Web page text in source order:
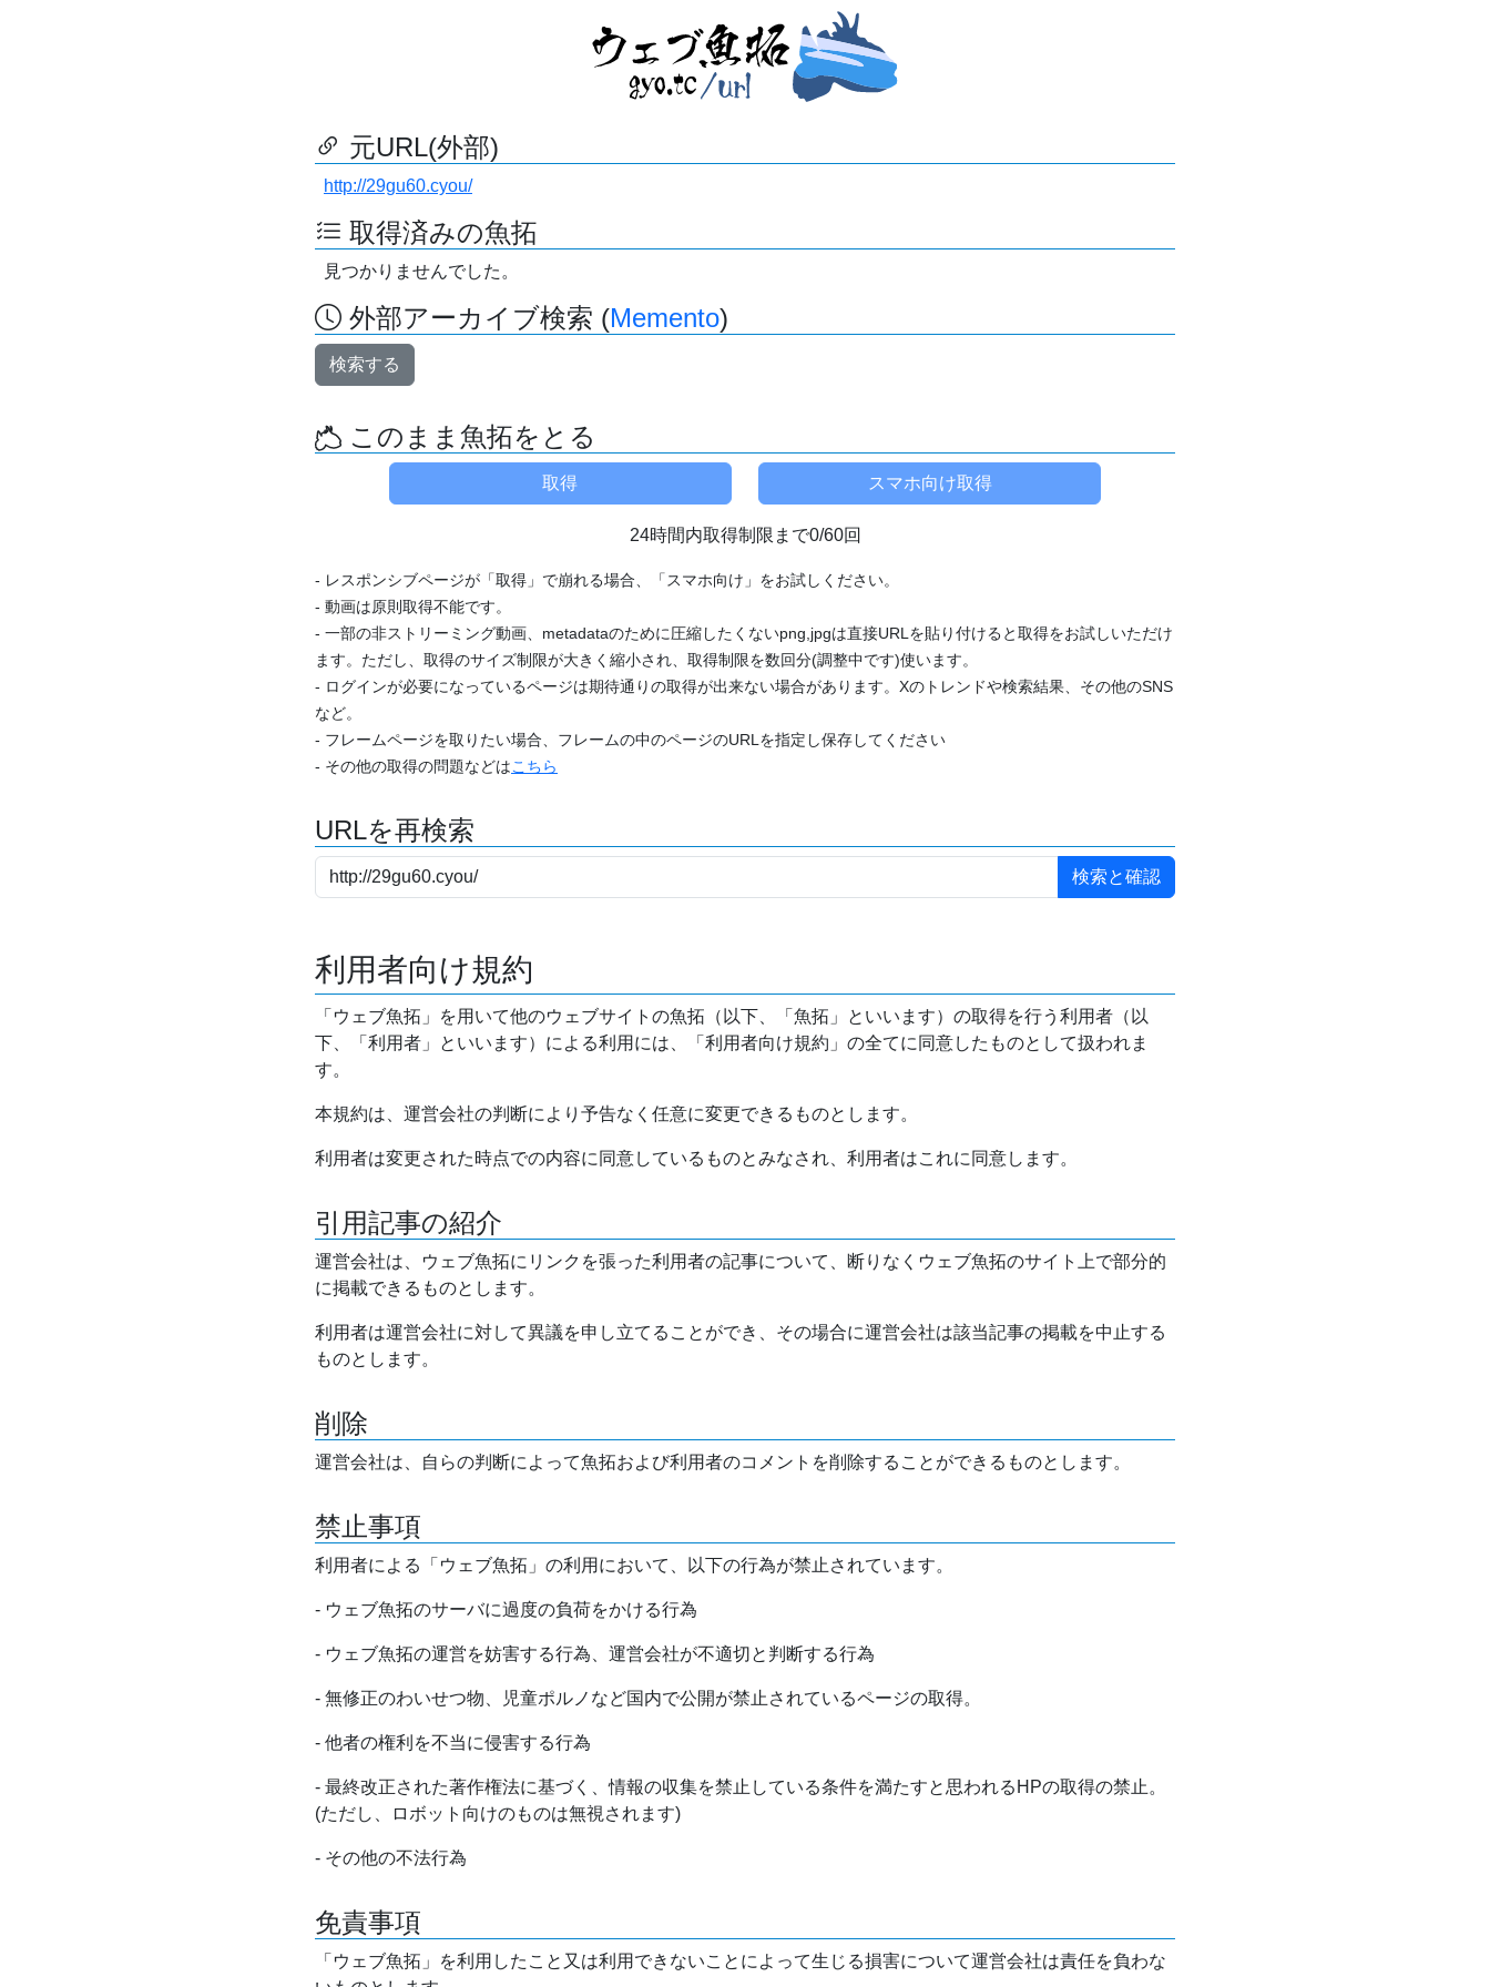
元URL(外部)
http://29gu60.cyou/
取得済みの魚拓
見つかりませんでした。
外部アーカイブ検索 (Memento)
検索する
このまま魚拓をとる
24時間内取得制限まで0/60回
- レスポンシブページが「取得」で崩れる場合、「スマホ向け」をお試しください。
- 動画は原則取得不能です。
- 一部の非ストリーミング動画、metadataのために圧縮したくないpng,jpgは直接URLを貼り付けると取得をお試しいただけ
ます。ただし、取得のサイズ制限が大きく縮小され、取得制限を数回分(調整中です)使います。
- ログインが必要になっているページは期待通りの取得が出来ない場合があります。Xのトレンドや検索結果、その他のSNS
など。
- フレームページを取りたい場合、フレームの中のページのURLを指定し保存してください
- その他の取得の問題などはこちら
URLを再検索
利用者向け規約
「ウェブ魚拓」を用いて他のウェブサイトの魚拓（以下、「魚拓」といいます）の取得を行う利用者（以
下、「利用者」といいます）による利用には、「利用者向け規約」の全てに同意したものとして扱われま
す。
本規約は、運営会社の判断により予告なく任意に変更できるものとします。
利用者は変更された時点での内容に同意しているものとみなされ、利用者はこれに同意します。
引用記事の紹介
運営会社は、ウェブ魚拓にリンクを張った利用者の記事について、断りなくウェブ魚拓のサイト上で部分的
に掲載できるものとします。
利用者は運営会社に対して異議を申し立てることができ、その場合に運営会社は該当記事の掲載を中止する
ものとします。
削除
運営会社は、自らの判断によって魚拓および利用者のコメントを削除することができるものとします。
禁止事項
利用者による「ウェブ魚拓」の利用において、以下の行為が禁止されています。
- ウェブ魚拓のサーバに過度の負荷をかける行為
- ウェブ魚拓の運営を妨害する行為、運営会社が不適切と判断する行為
- 無修正のわいせつ物、児童ポルノなど国内で公開が禁止されているページの取得。
- 他者の権利を不当に侵害する行為
- 最終改正された著作権法に基づく、情報の収集を禁止している条件を満たすと思われるHPの取得の禁止。
(ただし、ロボット向けのものは無視されます)
- その他の不法行為
免責事項
「ウェブ魚拓」を利用したこと又は利用できないことによって生じる損害について運営会社は責任を負わな